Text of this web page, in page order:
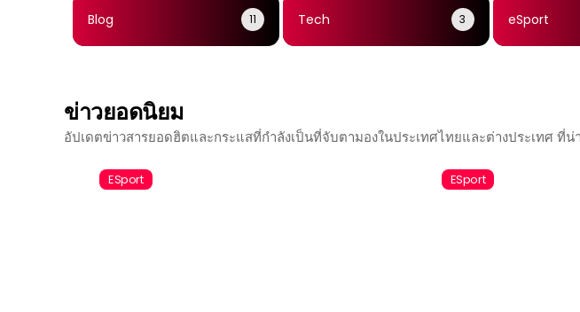
Blog 11 Tech 3 eSport
ข่าวยอดนิยม
อัปเดตข่าวสารยอดฮิตและกระแสที่กำลังเป็นที่จับตามองในประเทศไทยและต่างประเทศ ที่น่
ESport ESport